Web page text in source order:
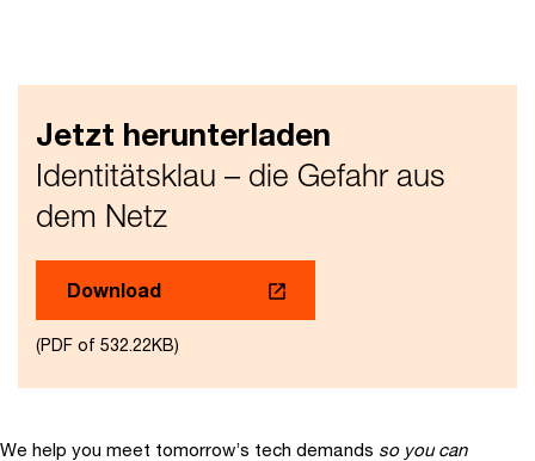
Jetzt herunterladen
Identitätsklau – die Gefahr aus
dem Netz
Download
(PDF of 532.22KB)
We help you meet tomorrow’s tech demands so you can